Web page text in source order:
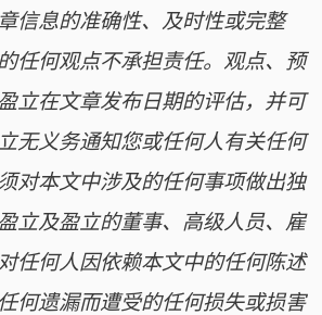
信息的准确性、及时性或完整
任何观点不承担责任。观点、预
立在文章发布日期的评估，并可
无义务通知您或任何人有关任何
对本文中涉及的任何事项做出独
立及盈立的董事、高级人员、雇
任何人因依赖本文中的任何陈述
何遗漏而遭受的任何损失或损害